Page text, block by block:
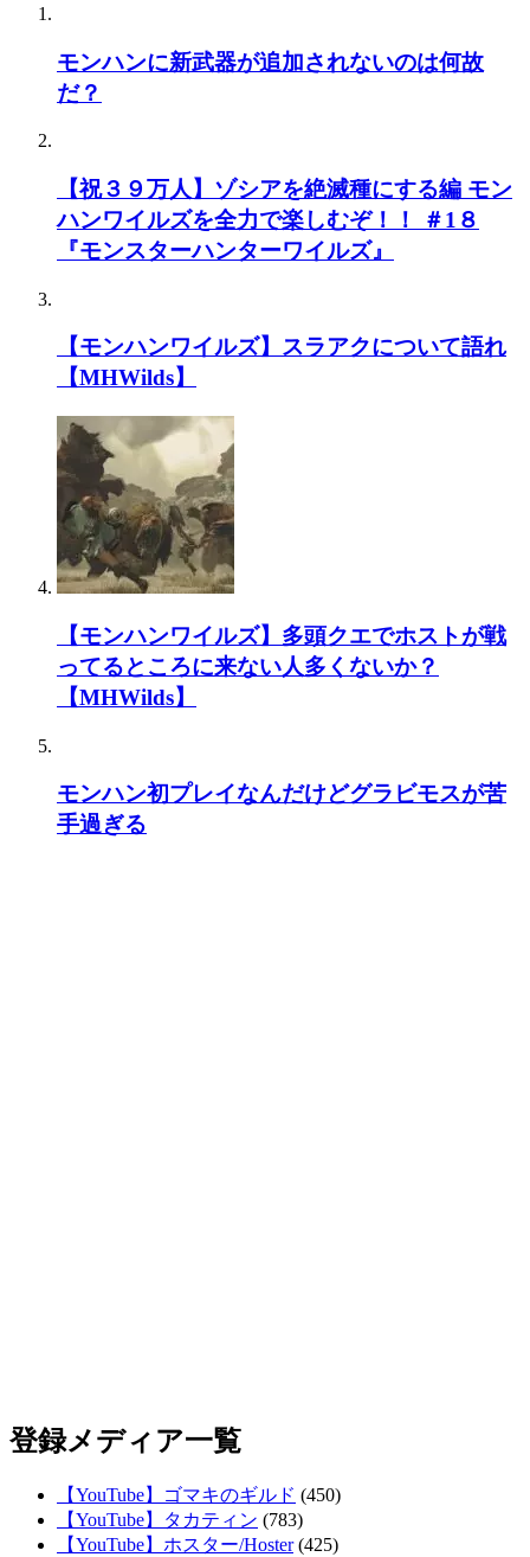
モンハンに新武器が追加されないのは何故
だ？
【祝３９万人】ゾシアを絶滅種にする編 モン
ハンワイルズを全力で楽しむぞ！！ ＃1８
『モンスターハンターワイルズ』
【モンハンワイルズ】スラアクについて語れ
【MHWilds】
【モンハンワイルズ】多頭クエでホストが戦
ってるところに来ない人多くないか？
【MHWilds】
モンハン初プレイなんだけどグラビモスが苦
手過ぎる
登録メディア一覧
【YouTube】ゴマキのギルド (450)
【YouTube】タカティン (783)
【YouTube】ホスター/Hoster(425)